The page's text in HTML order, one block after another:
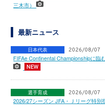
三木市）
最新ニュース
日本代表 2026/08/07
FIFAe Continental Championshipに
選手育成 2026/08/07
2026/27シーズン JFA・Ｊリーグ特